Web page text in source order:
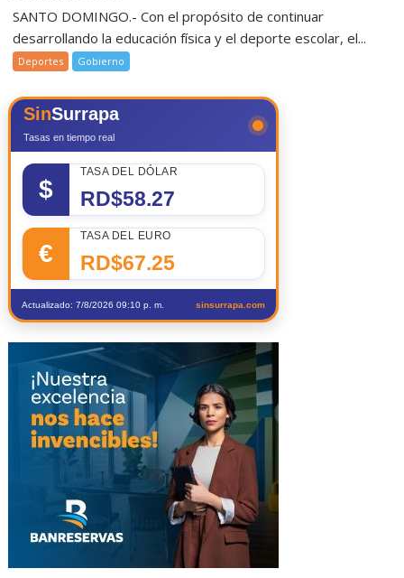
SANTO DOMINGO.- Con el propósito de continuar
desarrollando la educación física y el deporte escolar, el...
Deportes Gobierno
SinSurrapa
Tasas en tiempo real
$
TASA DEL DÓLAR
RD$58.27
€
TASA DEL EURO
RD$67.25
Actualizado: 7/8/2026 09:10 p. m. sinsurrapa.com